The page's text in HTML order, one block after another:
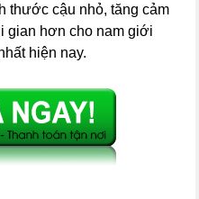
thước cậu nhỏ, tăng cảm
gian hơn cho nam giới
hiện nay.